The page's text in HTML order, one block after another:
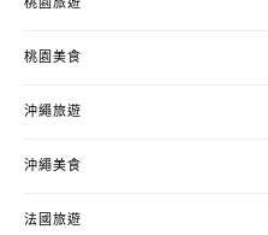
桃園旅遊
桃園美食
沖繩旅遊
沖繩美食
法國旅遊